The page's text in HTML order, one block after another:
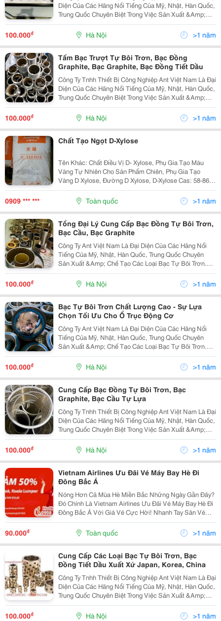
Diện Của Các Hãng Nổi Tiếng Của Mỹ, Nhật, Hàn Quốc,
Trung Quốc Chuyên Biệt Trong Việc Sản Xuất &Amp;
Chế Tạo Các Linh Phụ Kiện Giảm Ma Sát, Tự Bôi Trơn.
Các Loại Bạc Đồng, Bạc Graphite, Bạc Đặc...
100.000₫ Hà Nội >1 năm
Tấm Bạc Trượt Tự Bôi Trơn, Bạc Đồng
Graphite, Bạc Graphite, Bạc Đồng Tiết Dầu
Công Ty Tnhh Thiết Bị Công Nghiệp Ant Việt Nam Là Đại
Diện Của Các Hãng Nổi Tiếng Của Mỹ, Nhật, Hàn Quốc,
Trung Quốc Chuyên Biệt Trong Việc Sản Xuất &Amp;
Chế Tạo Các Linh Phụ Kiện Giảm Ma Sát, Tự Bôi Trơn.
Các Loại Bạc Đồng, Bạc Graphite, Bạc Đặc...
100.000₫ Hà Nội >1 năm
Chất Tạo Ngọt D-Xylose
Tên Khác: Chất Điều Vị D- Xylose, Phụ Gia Tạo Màu
Vàng Tự Nhiên Cho Sản Phẩm Chiên, Phụ Gia Tạo
Vàng D Xylose, Đường D Xylose, D-Xylose Cas: 58-86-6
Cthh: C5H10O5 ​ Xuất Xứ: Hàn Quốc, Trung Quốc Đóng
Gói: 25 Kg/ Bao Công Dụng: Tăng Cường Và Phát...
0909 *** *** Toàn quốc >1 năm
Tổng Đại Lý Cung Cấp Bạc Đồng Tự Bôi Trơn,
Bạc Cầu, Bạc Graphite
Công Ty Ant Việt Nam Là Đại Diện Của Các Hãng Nổi
Tiếng Của Mỹ, Nhật, Hàn Quốc, Trung Quốc Chuyên
Sản Xuất &Amp; Chế Tạo Các Loại Bạc Tự Bôi Trơn.
Các Loại Bạc Đồng, Bạc Graphite, Bạc Đặc Chủng
Vesconite Với Chủng Loại Đa Dạng Chuyên Dùng Trong
100.000₫ Hà Nội >1 năm
Bạc Tự Bôi Trơn Chất Lượng Cao - Sự Lựa
Chọn Tối Ưu Cho Ổ Trục Động Cơ
Công Ty Ant Việt Nam Là Đại Diện Của Các Hãng Nổi
Tiếng Của Mỹ, Nhật, Hàn Quốc, Trung Quốc Chuyên
Sản Xuất &Amp; Chế Tạo Các Loại Bạc Tự Bôi Trơn.
Các Loại Bạc Đồng, Bạc Graphite, Bạc Đặc Chủng
Vesconite Với Chủng Loại Đa Dạng Chuyên Dùng Trong
100.000₫ Hà Nội >1 năm
Cung Cấp Bạc Đồng Tự Bôi Trơn, Bạc
Graphite, Bạc Cầu Tự Lựa
Công Ty Tnhh Thiết Bị Công Nghiệp Ant Việt Nam Là Đại
Diện Của Các Hãng Nổi Tiếng Của Mỹ, Nhật, Hàn Quốc,
Trung Quốc Chuyên Biệt Trong Việc Sản Xuất &Amp;
Chế Tạo Các Linh Phụ Kiện Giảm Ma Sát, Tự Bôi Trơn.
Các Loại Bạc Đồng, Bạc Graphite, Bạc Đặc...
100.000₫ Hà Nội >1 năm
Vietnam Airlines Ưu Đãi Vé Máy Bay Hè Đi
Đông Bắc Á
Nóng Hơn Cả Mùa Hè Miền Bắc Những Ngày Gần Đây?
Đó Chính Là Vietnam Airlines Ưu Đãi Vé Máy Bay Hè Đi
Đông Bắc Á Với Giá Vé Cực Hời! Nhanh Tay Săn Vé
Máy Bay Từ Hà Nội Hoặc Tp. Hồ Chí Minh, Đến Nhật
Bản, Hàn Quốc, Trung Quốc, Đài Loan Tại Đại Lý Vé...
90.000₫ Toàn quốc >1 năm
Cung Cấp Các Loại Bạc Tự Bôi Trơn, Bạc
Đồng Tiết Dầu Xuất Xứ Japan, Korea, China
Công Ty Tnhh Thiết Bị Công Nghiệp Ant Việt Nam Là Đại
Diện Của Các Hãng Nổi Tiếng Của Mỹ, Nhật, Hàn Quốc,
Trung Quốc Chuyên Biệt Trong Việc Sản Xuất &Amp;
Chế Tạo Các Linh Phụ Kiện Giảm Ma Sát, Tự Bôi Trơn.
Các Loại Bạc Đồng, Bạc Graphite, Bạc Đặc...
100.000₫ Hà Nội >1 năm